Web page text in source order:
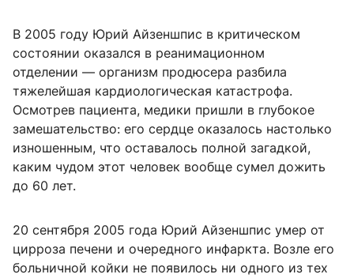
В 2005 году Юрий Айзеншпис в критическом
состоянии оказался в реанимационном
отделении — организм продюсера разбила
тяжелейшая кардиологическая катастрофа.
Осмотрев пациента, медики пришли в глубокое
замешательство: его сердце оказалось настолько
изношенным, что оставалось полной загадкой,
каким чудом этот человек вообще сумел дожить
до 60 лет.
20 сентября 2005 года Юрий Айзеншпис умер от
цирроза печени и очередного инфаркта. Возле его
больничной койки не появилось ни одного из тех